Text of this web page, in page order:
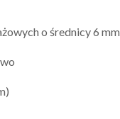
o średnicy 6 mm